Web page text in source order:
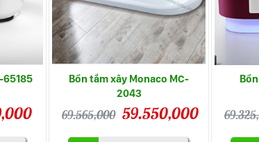
65185
Bồn tắm xây Monaco MC-
2043
69.565,000 59.550,000